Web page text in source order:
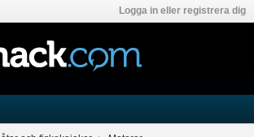
Logga in eller registrera dig